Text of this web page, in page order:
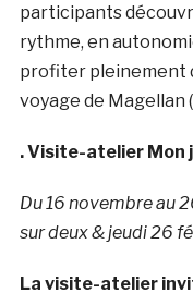
participants
rythme, en
profiter pleinement
voyage de Magellan
. Visite-atelier Mon
Du 16 novembre au
sur deux & jeudi 26
La visite-atelier